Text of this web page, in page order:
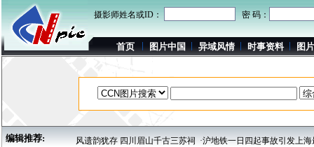
摄影师姓名或ID： 密 码：
首页 图片中国 异域风情 时事资料 图
编辑推荐:
月沧桑古风遗韵犹存 四川眉山千古三苏祠 ·沪地铁一日四起事故引发上海最大规模